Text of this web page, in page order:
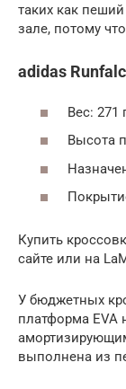
таких как
зале, потому
adidas
Вес: 271
Высота
Купить
сайте или на
У бюджетных
платформа EVA
выполнена из